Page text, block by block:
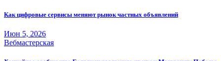
Как цифровые сервисы меняют рынок частных объявлений
Июн 5, 2026
Вебмастерская